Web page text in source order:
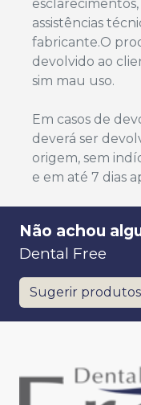
assistências
fabricante.O
devolvido ao
sim mau uso.
Em casos de
deverá ser
origem, sem
e em até 7 dias
Não achou
Dental Free
Sugerir produtos